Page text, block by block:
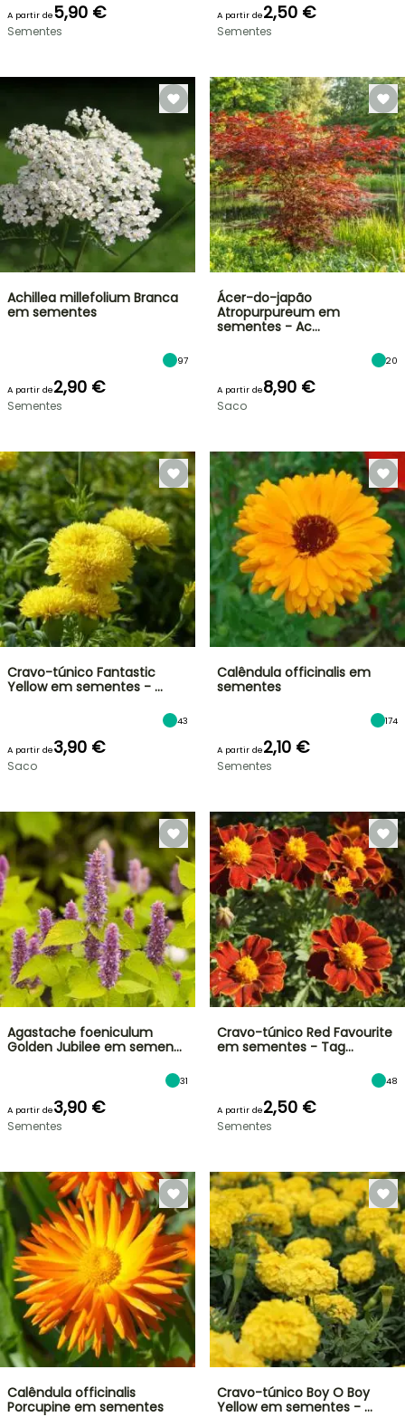
A partir de5,90 €
Sementes
A partir de2,50 €
Sementes
Achillea millefolium Branca
em sementes
97
A partir de2,90 €
Sementes
Ácer-do-japão
Atropurpureum em
sementes - Ac…
20
A partir de8,90 €
Saco
Cravo-túnico Fantastic
Yellow em sementes - …
43
A partir de3,90 €
Saco
Calêndula officinalis em
sementes
174
A partir de2,10 €
Sementes
Agastache foeniculum
Golden Jubilee em semen…
31
A partir de3,90 €
Sementes
Cravo-túnico Red Favourite
em sementes - Tag…
48
A partir de2,50 €
Sementes
Calêndula officinalis
Porcupine em sementes
Cravo-túnico Boy O Boy
Yellow em sementes - …